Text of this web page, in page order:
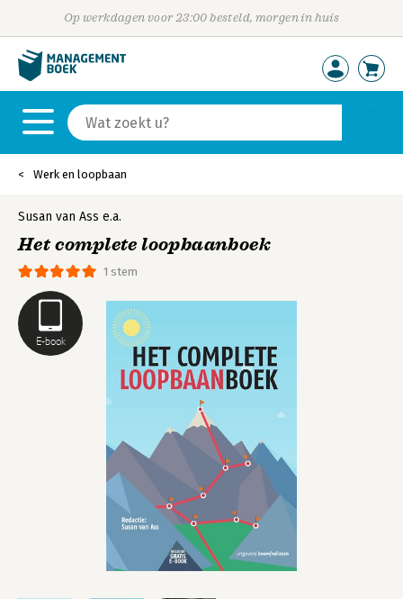
Op werkdagen voor 23:00 besteld, morgen in huis
Werk en loopbaan
E-book
1 stem
Susan van Ass e.a.
Het complete loopbaanboek